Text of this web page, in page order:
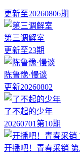
更新至20260806期
第三调解室
更新至23期
陈鲁豫·慢谈
更新20260802
了不起的少年
20260701第10期
开播吧！青春采销